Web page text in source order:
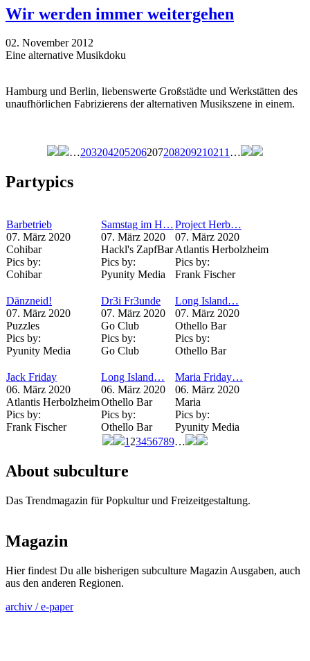
Wir werden immer weitergehen
02. November 2012
Eine alternative Musikdoku
Hamburg und Berlin, liebenswerte Großstädte und Werkstätten des
unaufhörlichen Fabrizierens der alternativen Musikszene in einem.
…203204205206207208209210211…
Partypics
Barbetrieb
07. März 2020
Cohibar
Pics by:
Cohibar
Samstag im H…
07. März 2020
Hackl's ZapfBar
Pics by:
Pyunity Media
Project Herb…
07. März 2020
Atlantis Herbolzheim
Pics by:
Frank Fischer
Dänzneid!
07. März 2020
Puzzles
Pics by:
Pyunity Media
Dr3i Fr3unde
07. März 2020
Go Club
Pics by:
Go Club
Long Island…
07. März 2020
Othello Bar
Pics by:
Othello Bar
Jack Friday
06. März 2020
Atlantis Herbolzheim
Pics by:
Frank Fischer
Long Island…
06. März 2020
Othello Bar
Pics by:
Othello Bar
Maria Friday…
06. März 2020
Maria
Pics by:
Pyunity Media
1 23456789…
About subculture
Das Trendmagazin für Popkultur und Freizeitgestaltung.
Magazin
Hier findest Du alle bisherigen subculture Magazin Ausgaben, auch
aus den anderen Regionen.
archiv / e-paper